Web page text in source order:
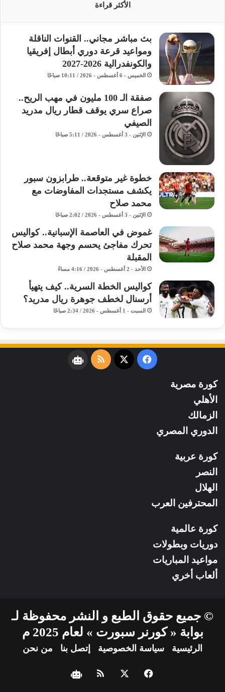
الأكثر قراءة
بث مباشر مجاني.. القنوات الناقلة
ومواعيد قرعة دوري أبطال إفريقيا
والكونفدرالية 2026-2027
الخميس - 6 أغسطس - 2026 / 10:11 صباحًا
صفقة الـ 100 مليون في مهب الريح..
صراع سري يوقف قطار ريال مدريد
الصيفي
الإثنين - 3 أغسطس - 2026 / 5:11 صباحًا
خطوة غير متوقعة.. طرابزون سبور
يكشف مستجدات المفاوضات مع
محمد صلاح
الإثنين - 3 أغسطس - 2026 / 2:02 صباحًا
غموض في العاصمة الإسبانية.. كواليس
تحرك مفاجئ يحسم وجهة محمد صلاح
المقبلة
الأحد - 2 أغسطس - 2026 / 4:16 مساءً
كواليس الخطة السرية.. كيف يتهيأ
أرسنال لخطف جوهرة ريال مدريد؟
السبت - 1 أغسطس - 2026 / 2:34 صباحًا
فيسبوك
‫X
ملخصنبض
كورة مصرية
الأهلي
الزمالك
الدوري المصري
كورة عربية
النصر
الهلال
المحترفين العرب
كورة عالمية
دوريات وبطولات
مواعيد المباريات
ألعاب أخري
© جميع حقوق الطبع و النشر محفوظة لـ
بوابة « كورنر سبورت » لعام 2025 م
الرئيسية سياسة الخصوصية إتصل بنا من نحن
فيسبوك ملخصنبض